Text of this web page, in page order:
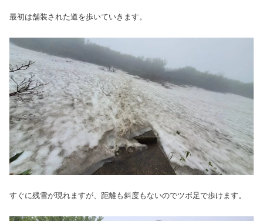
最初は舗装された道を歩いていきます。
すぐに残雪が現れますが、距離も斜度もないのでツボ足で歩けます。